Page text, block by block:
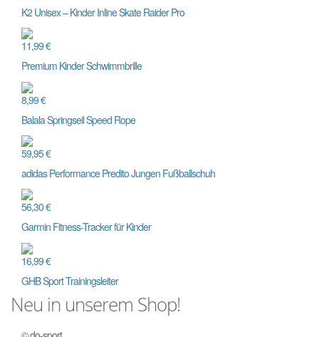
K2 Unisex – Kinder Inline Skate Raider Pro
11,99 €
Premium Kinder Schwimmbrille
8,99 €
Balala Springseil Speed Rope
59,95 €
adidas Performance Predito Jungen Fußballschuh
56,30 €
Garmin Fitness-Tracker für Kinder
16,99 €
GHB Sport Trainingsleiter
Neu in unserem Shop!